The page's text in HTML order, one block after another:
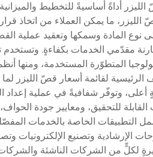
أداةً أساسيةً للتخطيط
الليزر، ما يمكن العملاء من اتخاذ
إلى نوع المادة وسمكها وتعقيد
مقدّمي الخدمات بكفاءةٍ.
الرئيسية لقائمة أسعار قصّ
أعلى، وتوفّر شفافيةً في عملية
للتحقيق، ومعايير جودة
التطبيقات الخاصة بالخدمات
الإرشادية وتصنيع الإلكترونيات
لكلٍّ من الشركات الناشئة